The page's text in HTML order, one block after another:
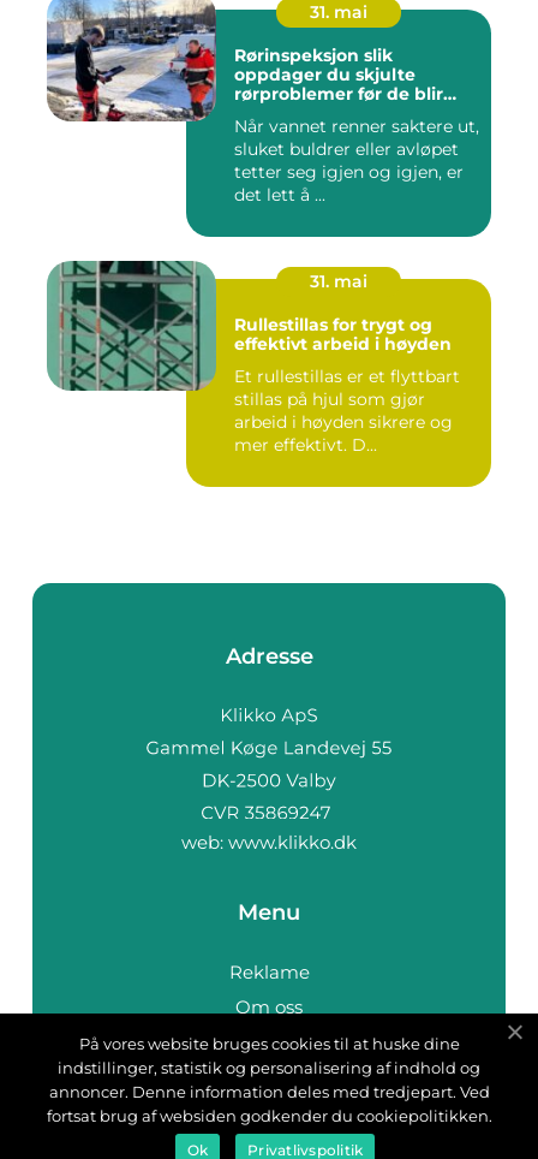
31. mai
Rørinspeksjon slik
oppdager du skjulte
rørproblemer før de blir
Når vannet renner saktere ut,
sluket buldrer eller avløpet
tetter seg igjen og igjen, er
det lett å ...
31. mai
Rullestillas for trygt og
effektivt arbeid i høyden
Et rullestillas er et flyttbart
stillas på hjul som gjør
arbeid i høyden sikrere og
mer effektivt. D...
Adresse
web: www.klikko.dk
Menu
Reklame
Om oss
Cookies
Kontakt Oss
Sitemap
På vores website bruges cookies til at huske dine
indstillinger, statistik og personalisering af indhold og
annoncer. Denne information deles med tredjepart. Ved
fortsat brug af websiden godkender du cookiepolitikken.
Ok Privatlivspolitik